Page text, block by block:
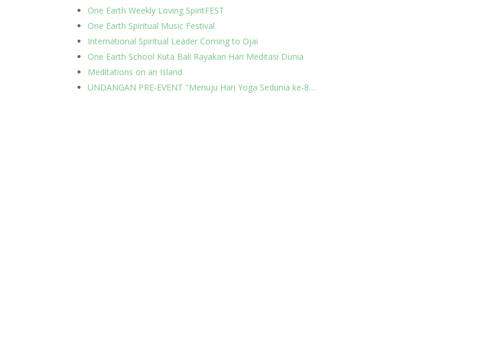
One Earth Weekly Loving SpiritFEST
One Earth Spiritual Music Festival
International Spiritual Leader Coming to Ojai
One Earth School Kuta Bali Rayakan Hari Meditasi Dunia
Meditations on an Island
UNDANGAN PRE-EVENT "Menuju Hari Yoga Sedunia ke-8…